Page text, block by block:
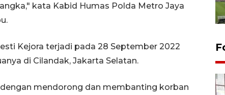
kata Kabid Humas Polda Metro Jaya
Kejora terjadi pada 28 September 2022
di Cilandak, Jakarta Selatan.
mendorong dan membanting korban